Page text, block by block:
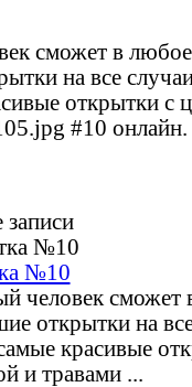
сможет в
на все
открытки с
#10 онлайн.
№10
человек сможет
открытки на
красивые
и травами ...